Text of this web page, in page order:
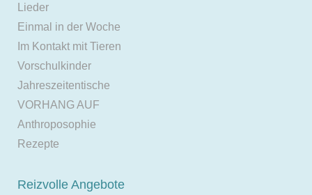
Lieder
Einmal in der Woche
Im Kontakt mit Tieren
Vorschulkinder
Jahreszeitentische
VORHANG AUF
Anthroposophie
Rezepte
Reizvolle Angebote